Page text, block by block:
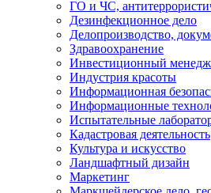
ГО и ЧС,
Дезинфекционное дело
Делопроизводство,
Здравоохранение
Инвестиционный
Индустрия красоты
Информационная
Информационные
Испытательные
Кадастровая деятельность
Культура и искусство
Ландшафтный дизайн
Маркетинг